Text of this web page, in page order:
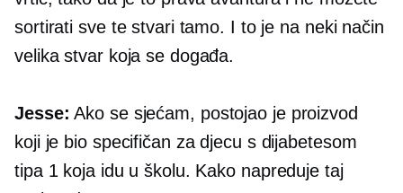
sortirati sve te stvari tamo. I to je na neki način
velika stvar koja se događa.
Jesse: Ako se sjećam, postojao je proizvod
koji je bio specifičan za djecu s dijabetesom
tipa 1 koja idu u školu. Kako napreduje taj